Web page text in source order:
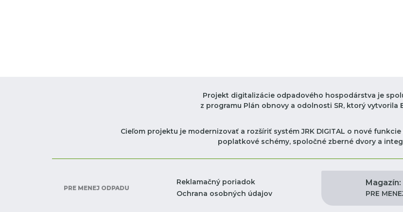
Projekt digitalizácie odpadového hospodárstva je
z programu Plán obnovy a odolnosti SR, ktorý vytvorila
Cieľom projektu je modernizovať a rozšíriť systém JRK DIGITAL o nové
poplatkové schémy, spoločné zberné dvory a
PRE MENEJ ODPADU
Reklamačný poriadok
Ochrana osobných údajov
Magazín:
PRE